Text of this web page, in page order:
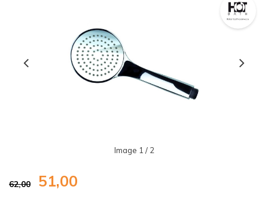
Image 1 / 2
62,00 51,00